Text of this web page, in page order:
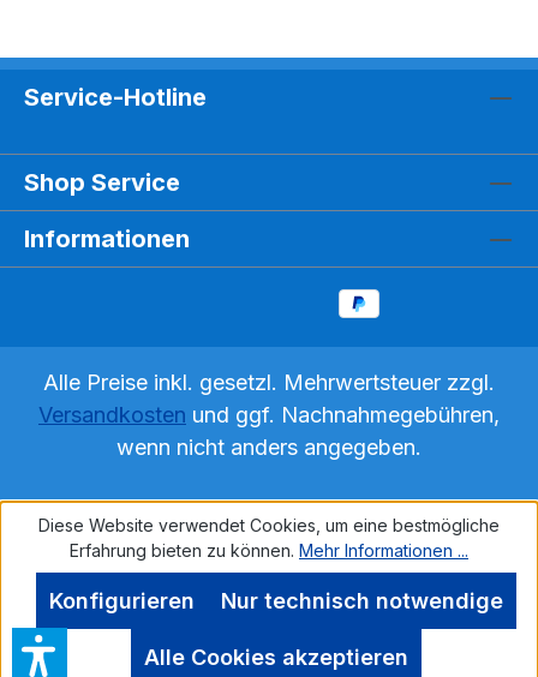
Service-Hotline
Shop Service
Informationen
Alle Preise inkl. gesetzl. Mehrwertsteuer zzgl.
Versandkosten und ggf. Nachnahmegebühren,
wenn nicht anders angegeben.
Diese Website verwendet Cookies, um eine bestmögliche
Erfahrung bieten zu können. Mehr Informationen ...
Nur technisch notwendige
Konfigurieren
Alle Cookies akzeptieren